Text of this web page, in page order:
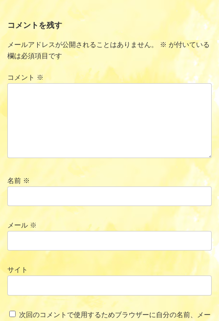
コメントを残す
メールアドレスが公開されることはありません。 ※ が付いている
欄は必須項目です
コメント ※
名前 ※
メール ※
サイト
次回のコメントで使用するためブラウザーに自分の名前、メー